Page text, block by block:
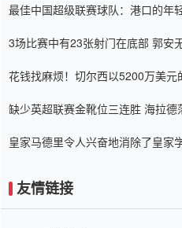
最佳中国超级联赛球队：港口的年
3场比赛中有23张射门在底部 郭安
花钱找麻烦！切尔西以5200万美
缺少英超联赛金靴位三连胜 海拉德
皇家马德里令人兴奋地消除了皇家
友情链接